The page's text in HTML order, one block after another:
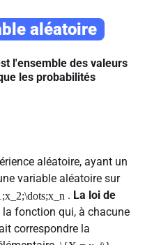
aléatoire
l'ensemble des valeurs
les probabilités
aléatoire, ayant un
variable aléatoire sur
. La loi de
la fonction qui, à chacune
correspondre la